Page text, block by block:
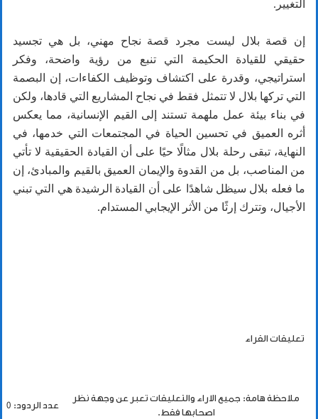
التغيير.
إن قصة بلال ليست مجرد قصة نجاح مهني، بل هي تجسيد
حقيقي للقيادة الحكيمة التي تنبع من رؤية واضحة، وفكر
استراتيجي، وقدرة على اكتشاف وتوظيف الكفاءات، إن البصمة
التي تركها بلال لا تتمثل فقط في نجاح المشاريع التي قادها، ولكن
في بناء بيئة عمل ملهمة تستند إلى القيم الإنسانية، مما يعكس
أثره العميق في تحسين الحياة في المجتمعات التي خدمها، في
النهاية، تبقى رحلة بلال مثالًا حيًا على أن القيادة الحقيقية لا تأتي
من المناصب، بل من القدوة والإيمان العميق بالقيم والمبادئ، إن
ما فعله بلال سيظل شاهدًا على أن القيادة الرشيدة هي التي تبني
الأجيال، وتترك إرثًا من الأثر الإيجابي المستدام.
تعليقات القراء
ملاحظة هامة: جميع الاراء والتعليقات تعبر عن وجهة نظر
اصحابها فقط.
عدد الردود: 0